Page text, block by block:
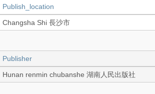
Publish_location
Changsha Shi 長沙市
Publisher
Hunan renmin chubanshe 湖南人民出版社